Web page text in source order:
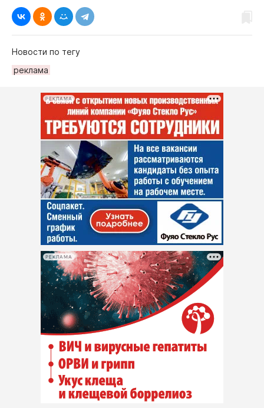
Новости по тегу
рeклама
РЕКЛАМА
РЕКЛАМА